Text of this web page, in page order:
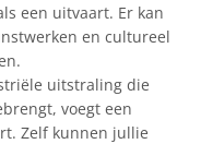
een uitvaart. Er kan
en cultureel
uitstraling die
voegt een
Zelf kunnen jullie